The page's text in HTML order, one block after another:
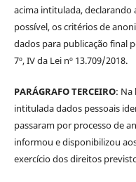
acima intitulada,
possível, os critérios de
dados para publicação final
7º, IV da Lei nº 13.709/2018.
PARÁGRAFO TERCEIRO: Na
intitulada dados pessoais
passaram por processo de
informou e disponibilizou
exercício dos direitos